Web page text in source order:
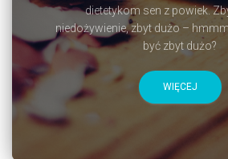
dietetykom sen z powiek.
niedożywienie, zbyt dużo –
być zbyt dużo?
WIĘCEJ